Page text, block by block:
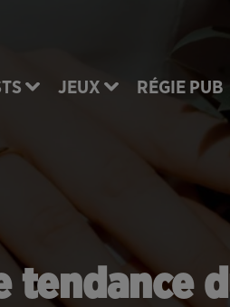
JEUX RÉGIE PUB
tendance